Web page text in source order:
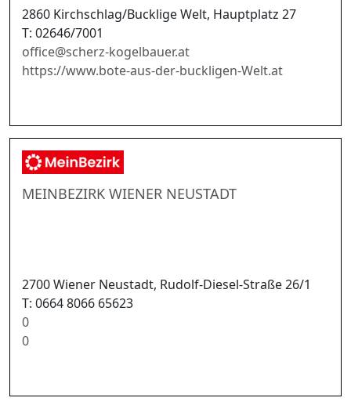
2860 Kirchschlag/Bucklige Welt, Hauptplatz 27
T: 02646/7001
office@scherz-kogelbauer.at
https://www.bote-aus-der-buckligen-Welt.at
MEINBEZIRK WIENER NEUSTADT
2700 Wiener Neustadt, Rudolf-Diesel-Straße 26/1
T: 0664 8066 65623
0
0